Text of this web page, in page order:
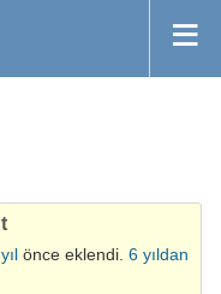
önce eklendi. 6 yıldan